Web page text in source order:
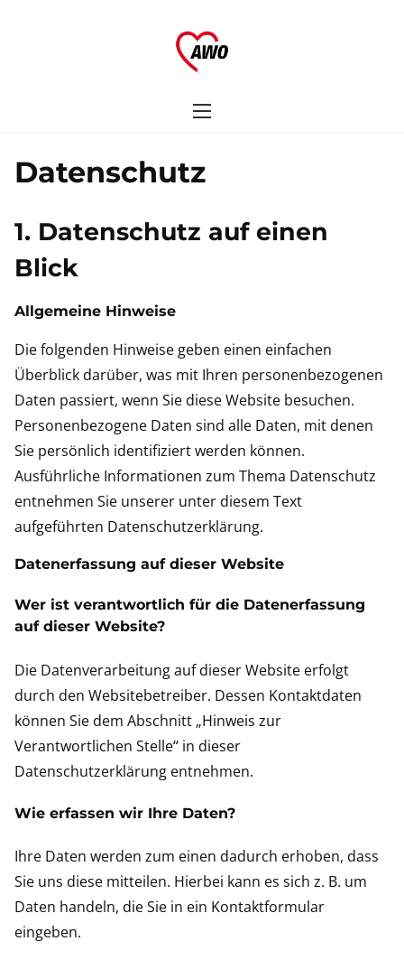
Datenschutz
1. Datenschutz auf einen
Blick
Allgemeine Hinweise
Die folgenden Hinweise geben einen einfachen
Überblick darüber, was mit Ihren personenbezogenen
Daten passiert, wenn Sie diese Website besuchen.
Personenbezogene Daten sind alle Daten, mit denen
Sie persönlich identifiziert werden können.
Ausführliche Informationen zum Thema Datenschutz
entnehmen Sie unserer unter diesem Text
aufgeführten Datenschutzerklärung.
Datenerfassung auf dieser Website
Wer ist verantwortlich für die Datenerfassung
auf dieser Website?
Die Datenverarbeitung auf dieser Website erfolgt
durch den Websitebetreiber. Dessen Kontaktdaten
können Sie dem Abschnitt „Hinweis zur
Verantwortlichen Stelle“ in dieser
Datenschutzerklärung entnehmen.
Wie erfassen wir Ihre Daten?
Ihre Daten werden zum einen dadurch erhoben, dass
Sie uns diese mitteilen. Hierbei kann es sich z. B. um
Daten handeln, die Sie in ein Kontaktformular
eingeben.